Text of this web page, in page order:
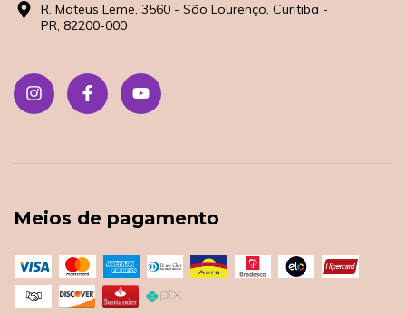
R. Mateus Leme, 3560 - São Lourenço, Curitiba -
PR, 82200-000
Meios de pagamento